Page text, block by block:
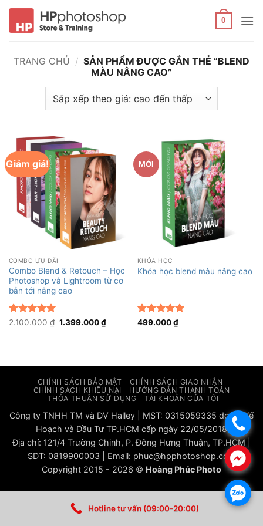
.
.
.
Bỏ
nội
0
TRANG CHỦ / SẢN PHẨM ĐƯỢC GẮN THẺ “BLEND
MÀU NÂNG CAO”
Giảm giá!
COMBO ƯU ĐÃI
Combo Blend & Retouch – Học
Photoshop và Lightroom từ cơ
bản tới nâng cao
Được xếp
2.100.000₫ Giá
gốc
1.399.000₫Giá
hiện
MỚI
KHÓA HỌC
Khóa học blend màu nâng cao
Được xếp
499.000₫
CHÍNH SÁCH BẢO MẬT
CHÍNH SÁCH GIAO NHẬN
CHÍNH SÁCH KHIẾU NẠI
HƯỚNG DẪN THANH TOÁN
THỎA THUẬN SỬ DỤNG
TÀI KHOẢN CỦA TÔI
Công ty TNHH TM và DV Halley | MST: 0315059335 do sở Kế
Hoạch và Đầu Tư TP.HCM cấp ngày 22/05/2018
Địa chỉ: 121/4 Trường Chinh, P. Đông Hưng Thuận, TP.HCM |
SĐT: 0819900003 | Email: phuc@hpphotoshop.com
Copyright 2015 - 2026 © Hoàng Phúc Photo
Hotline tư vấn (09:00-20:00)